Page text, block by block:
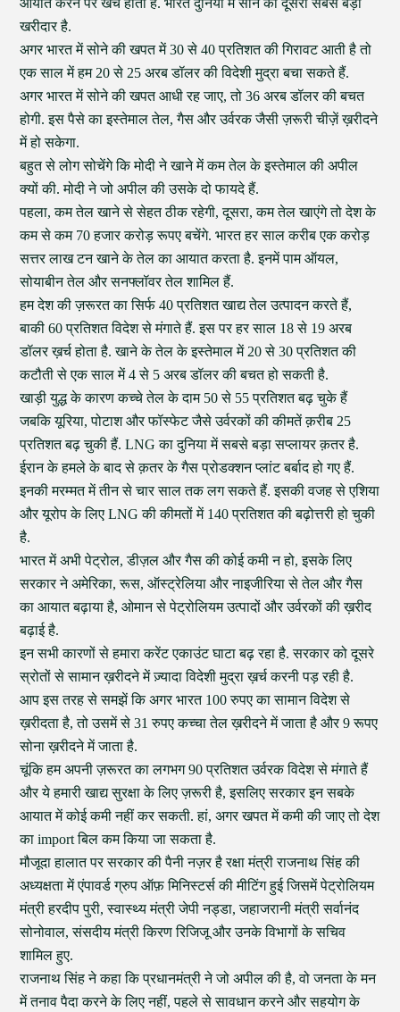
आयात करने पर खर्च होता है. भारत दुनिया में सोने का दूसरा सबसे बड़ा
खरीदार है.
अगर भारत में सोने की खपत में 30 से 40 प्रतिशत की गिरावट आती है तो
एक साल में हम 20 से 25 अरब डॉलर की विदेशी मुद्रा बचा सकते हैं.
अगर भारत में सोने की खपत आधी रह जाए, तो 36 अरब डॉलर की बचत
होगी. इस पैसे का इस्तेमाल तेल, गैस और उर्वरक जैसी ज़रूरी चीज़ें ख़रीदने
में हो सकेगा.
बहुत से लोग सोचेंगे कि मोदी ने खाने में कम तेल के इस्तेमाल की अपील
क्यों की. मोदी ने जो अपील की उसके दो फायदे हैं.
पहला, कम तेल खाने से सेहत ठीक रहेगी, दूसरा, कम तेल खाएंगे तो देश के
कम से कम 70 हजार करोड़ रूपए बचेंगे. भारत हर साल करीब एक करोड़
सत्तर लाख टन खाने के तेल का आयात करता है. इनमें पाम ऑयल,
सोयाबीन तेल और सनफ्लॉवर तेल शामिल हैं.
हम देश की ज़रूरत का सिर्फ 40 प्रतिशत खाद्य तेल उत्पादन करते हैं,
बाकी 60 प्रतिशत विदेश से मंगाते हैं. इस पर हर साल 18 से 19 अरब
डॉलर ख़र्च होता है. खाने के तेल के इस्तेमाल में 20 से 30 प्रतिशत की
कटौती से एक साल में 4 से 5 अरब डॉलर की बचत हो सकती है.
खाड़ी युद्ध के कारण कच्चे तेल के दाम 50 से 55 प्रतिशत बढ़ चुके हैं
जबकि यूरिया, पोटाश और फॉस्फेट जैसे उर्वरकों की कीमतें क़रीब 25
प्रतिशत बढ़ चुकी हैं. LNG का दुनिया में सबसे बड़ा सप्लायर क़तर है.
ईरान के हमले के बाद से क़तर के गैस प्रोडक्शन प्लांट बर्बाद हो गए हैं.
इनकी मरम्मत में तीन से चार साल तक लग सकते हैं. इसकी वजह से एशिया
और यूरोप के लिए LNG की कीमतों में 140 प्रतिशत की बढ़ोत्तरी हो चुकी
है.
भारत में अभी पेट्रोल, डीज़ल और गैस की कोई कमी न हो, इसके लिए
सरकार ने अमेरिका, रूस, ऑस्ट्रेलिया और नाइजीरिया से तेल और गैस
का आयात बढ़ाया है, ओमान से पेट्रोलियम उत्पादों और उर्वरकों की ख़रीद
बढ़ाई है.
इन सभी कारणों से हमारा करेंट एकाउंट घाटा बढ़ रहा है. सरकार को दूसरे
स्रोतों से सामान ख़रीदने में ज़्यादा विदेशी मुद्रा ख़र्च करनी पड़ रही है.
आप इस तरह से समझें कि अगर भारत 100 रुपए का सामान विदेश से
ख़रीदता है, तो उसमें से 31 रुपए कच्चा तेल ख़रीदने में जाता है और 9 रूपए
सोना ख़रीदने में जाता है.
चूंकि हम अपनी ज़रूरत का लगभग 90 प्रतिशत उर्वरक विदेश से मंगाते हैं
और ये हमारी खाद्य सुरक्षा के लिए ज़रूरी है, इसलिए सरकार इन सबके
आयात में कोई कमी नहीं कर सकती. हां, अगर खपत में कमी की जाए तो देश
का import बिल कम किया जा सकता है.
मौजूदा हालात पर सरकार की पैनी नज़र है रक्षा मंत्री राजनाथ सिंह की
अध्यक्षता में एंपावर्ड ग्रुप ऑफ़ मिनिस्टर्स की मीटिंग हुई जिसमें पेट्रोलियम
मंत्री हरदीप पुरी, स्वास्थ्य मंत्री जेपी नड्डा, जहाजरानी मंत्री सर्वानंद
सोनोवाल, संसदीय मंत्री किरण रिजिजू और उनके विभागों के सचिव
शामिल हुए.
राजनाथ सिंह ने कहा कि प्रधानमंत्री ने जो अपील की है, वो जनता के मन
में तनाव पैदा करने के लिए नहीं, पहले से सावधान करने और सहयोग के